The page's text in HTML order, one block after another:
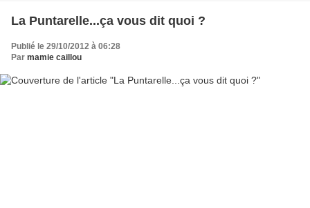
La Puntarelle...ça vous dit quoi ?
Publié le 29/10/2012 à 06:28
Par mamie caillou